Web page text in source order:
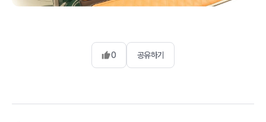
0 공유하기